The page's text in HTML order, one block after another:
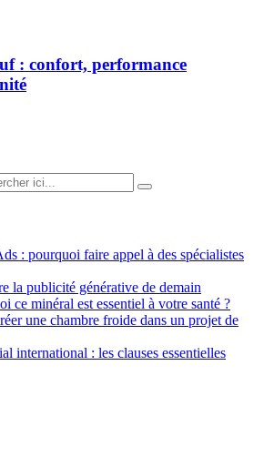
: confort, performance
: pourquoi faire appel à des spécialistes
la publicité générative de demain
ce minéral est essentiel à votre santé ?
une chambre froide dans un projet de
international : les clauses essentielles